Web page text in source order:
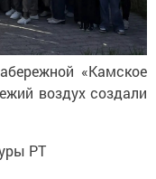
«Камское
воздух создали
РТ